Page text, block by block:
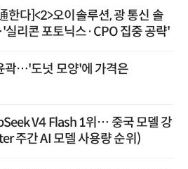
한다]<2>오이솔루션, 광 통신 솔
리콘 포토닉스·CPO 집중 공략'
곽…'도넛 모양'에 가격은
V4 Flash 1위… 중국 모델 강
주간 AI 모델 사용량 순위)